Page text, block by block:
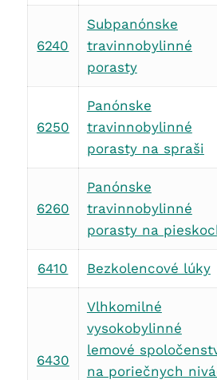
6240
Subpanónske
travinnobylinné
porasty
6250
Panónske
travinnobylinné
porasty na spraši
6260
Panónske
travinnobylinné
porasty na
6410 Bezkolencové lúky
6430
Vlhkomilné
vysokobylinné
lemové
na poriečnych